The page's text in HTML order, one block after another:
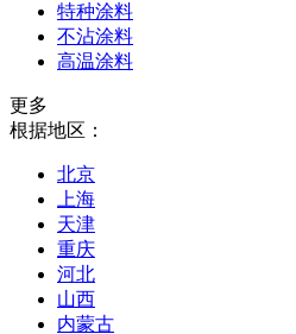
特种涂料
不沾涂料
高温涂料
更多
根据地区：
北京
上海
天津
重庆
河北
山西
内蒙古